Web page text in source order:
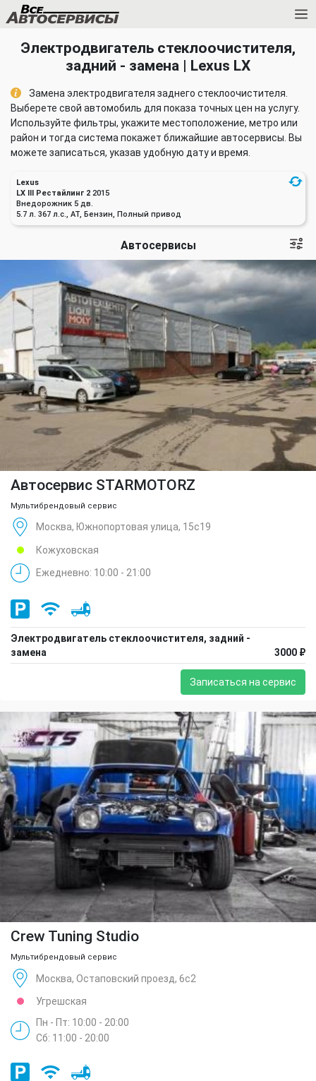
Электродвигатель стеклоочистителя,
задний - замена | Lexus LX
Замена электродвигателя заднего стеклоочистителя.
Выберете свой автомобиль для показа точных цен на услугу.
Используйте фильтры, укажите местоположение, метро или
район и тогда система покажет ближайшие автосервисы. Вы
можете записаться, указав удобную дату и время.
Lexus
LX III Рестайлинг 2 2015
Внедорожник 5 дв.
5.7 л. 367 л.с., AT, Бензин, Полный привод
Автосервисы
Автосервис STARMOTORZ
Мультибрендовый сервис
Москва, Южнопортовая улица, 15с19
Кожуховская
Ежедневно: 10:00 - 21:00
Электродвигатель стеклоочистителя, задний -
замена
3000 ₽
Записаться на сервис
Crew Tuning Studio
Мультибрендовый сервис
Москва, Остаповский проезд, 6с2
Угрешская
Пн - Пт: 10:00 - 20:00
Сб: 11:00 - 20:00